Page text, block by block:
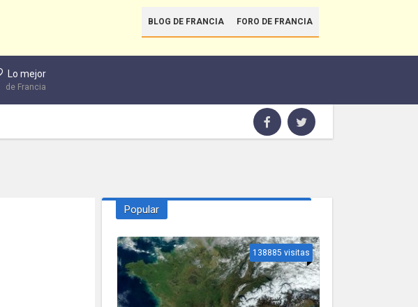
BLOG DE FRANCIA FORO DE FRANCIA
Lo mejor
de Francia
Popular
138885 visitas